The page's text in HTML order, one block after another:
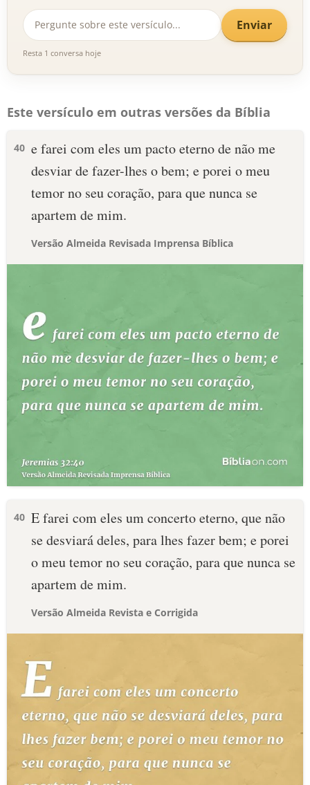
Enviar
Resta 1 conversa hoje
Este versículo em outras versões da Bíblia
40 e farei com eles um pacto eterno de não me
desviar de fazer-lhes o bem; e porei o meu
temor no seu coração, para que nunca se
apartem de mim.
Versão Almeida Revisada Imprensa Bíblica
40 E farei com eles um concerto eterno, que não
se desviará deles, para lhes fazer bem; e porei
o meu temor no seu coração, para que nunca se
apartem de mim.
Versão Almeida Revista e Corrigida